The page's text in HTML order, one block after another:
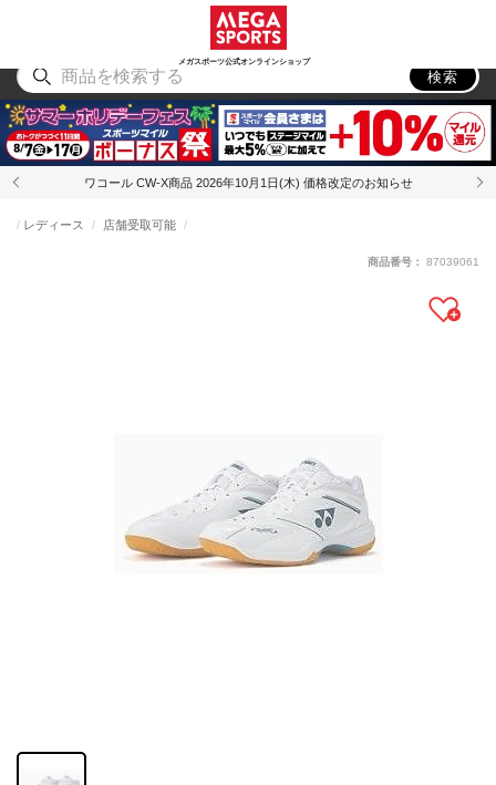
メガスポーツ公式オンラインショップ
アウトドア
検索
ワコール CW-X商品 2026年10月1日(木) 価格改定のお知らせ
レディース 店舗受取可能
商品番号： 87039061